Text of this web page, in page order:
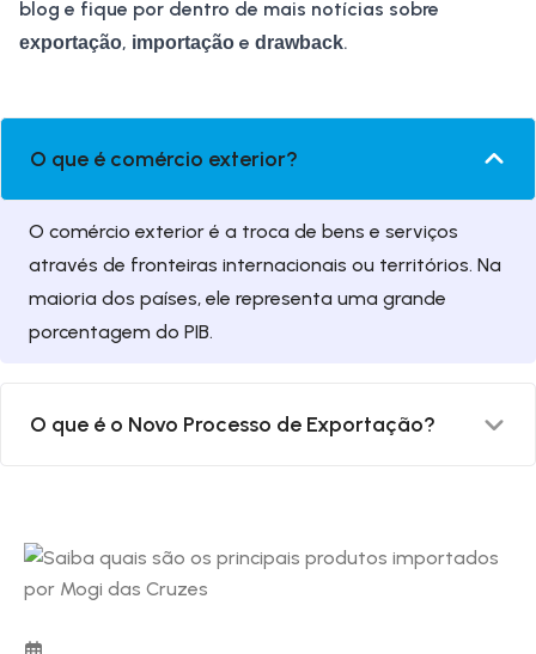
blog e fique por dentro de mais notícias sobre
exportação, importação e drawback.
O que é comércio exterior?
O comércio exterior é a troca de bens e serviços
através de fronteiras internacionais ou territórios. Na
maioria dos países, ele representa uma grande
porcentagem do PIB.
O que é o Novo Processo de Exportação?
reformulando os processos de exportação,
licenciamento e trânsito aduaneiro.